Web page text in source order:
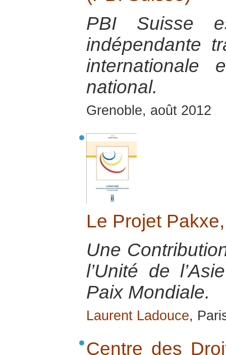
PBI Suisse
indépendante
internationale
national.
Grenoble, août 2012
Le Projet
Une
l’Unité de
Paix Mondiale.
Laurent Ladouce,
Centre des